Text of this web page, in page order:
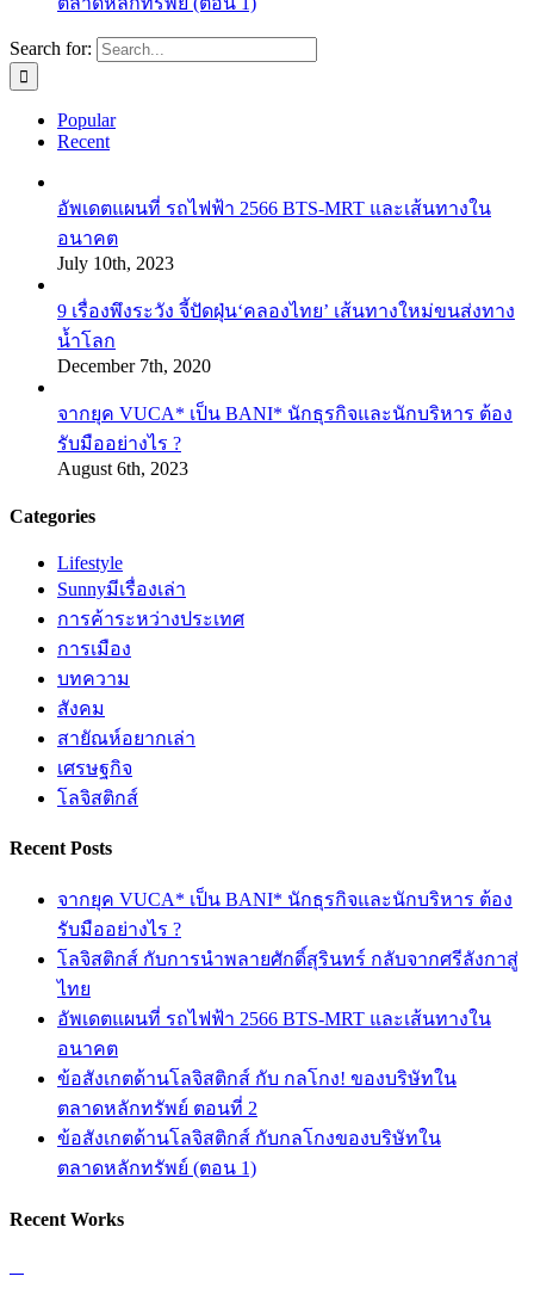
Search for:
Popular
Recent
อัพเดตแผนที่ รถไฟฟ้า 2566 BTS-MRT และเส้นทางใน
อนาคต
July 10th, 2023
9 เรื่องพึงระวัง จี้ปัดฝุ่น‘คลองไทย’ เส้นทางใหม่ขนส่งทาง
น้ำโลก
December 7th, 2020
จากยุค VUCA* เป็น BANI* นักธุรกิจและนักบริหาร ต้อง
รับมืออย่างไร ?
August 6th, 2023
Categories
Lifestyle
Sunnyมีเรื่องเล่า
การค้าระหว่างประเทศ
การเมือง
บทความ
สังคม
สายัณห์อยากเล่า
เศรษฐกิจ
โลจิสติกส์
Recent Posts
จากยุค VUCA* เป็น BANI* นักธุรกิจและนักบริหาร ต้อง
รับมืออย่างไร ?
โลจิสติกส์ กับการนำพลายศักดิ์สุรินทร์ กลับจากศรีลังกาสู่
ไทย
อัพเดตแผนที่ รถไฟฟ้า 2566 BTS-MRT และเส้นทางใน
อนาคต
ข้อสังเกตด้านโลจิสติกส์ กับ กลโกง! ของบริษัทใน
ตลาดหลักทรัพย์ ตอนที่ 2
ข้อสังเกตด้านโลจิสติกส์ กับกลโกงของบริษัทใน
ตลาดหลักทรัพย์ (ตอน 1)
Recent Works